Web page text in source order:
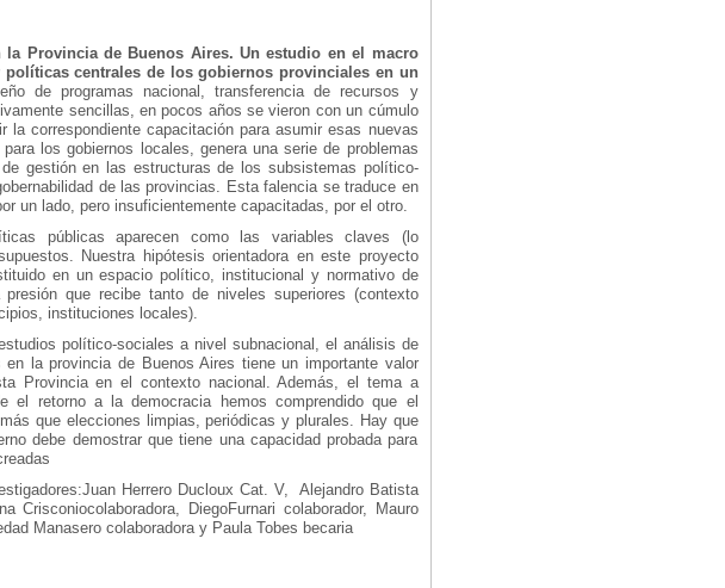
Provincia de Buenos Aires. Un estudio en el macro
centrales de los gobiernos provinciales en un
de programas nacional, transferencia de recursos y
sencillas, en pocos años se vieron con un cúmulo
correspondiente capacitación para asumir esas nuevas
los gobiernos locales, genera una serie de problemas
gestión en las estructuras de los subsistemas político-
de las provincias. Esta falencia se traduce en
un lado, pero insuficientemente capacitadas, por el otro.
públicas aparecen como las variables claves (lo
Nuestra hipótesis orientadora en este proyecto
en un espacio político, institucional y normativo de
que recibe tanto de niveles superiores (contexto
instituciones locales).
político-sociales a nivel subnacional, el análisis de
la provincia de Buenos Aires tiene un importante valor
Provincia en el contexto nacional. Además, el tema a
el retorno a la democracia hemos comprendido que el
que elecciones limpias, periódicas y plurales. Hay que
debe demostrar que tiene una capacidad probada para
Herrero Ducloux Cat. V, Alejandro Batista
DiegoFurnari colaborador, Mauro
Manasero colaboradora y Paula Tobes becaria